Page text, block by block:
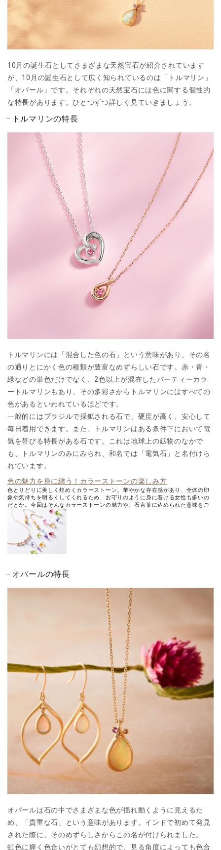
10月の誕生石としてさまざまな天然宝石が紹介されています
が、10月の誕生石として広く知られているのは「トルマリン」
「オパール」です。それぞれの天然宝石には色に関する個性的
な特長があります。ひとつずつ詳しく見ていきましょう。
トルマリンの特長
トルマリンには「混合した色の石」という意味があり、その名
の通りとにかく色の種類が豊富なめずらしい石です。赤・青・
緑などの単色だけでなく、2色以上が混在したパーティーカラ
ートルマリンもあり、その多彩さからトルマリンにはすべての
色があるといわれているほどです。
一般的にはブラジルで採鉱される石で、硬度が高く、安心して
毎日着用できます。また、トルマリンはある条件下において電
気を帯びる特長がある石です。これは地球上の鉱物のなかで
も、トルマリンのみにみられ、和名では「電気石」と名付けら
れています。
色の魅力を身に纏う！カラーストーンの楽しみ方
色とりどりに美しく煌めくカラーストーン。華やかな存在感があり、全体の印
象や気持ちを明るくしてくれるため、お守りのように身に着ける女性も多いの
だとか。今回はそんなカラーストーンの魅力や、石言葉に込められた意味をご
紹介します。
オパールの特長
オパールは石の中でさまざまな色が揺れ動くように見えるた
め、「貴重な石」という意味があります。インドで初めて発見
された際に、そのめずらしさからこの名が付けられました。
虹色に輝く色合いがとても幻想的で、見る角度によっても色合